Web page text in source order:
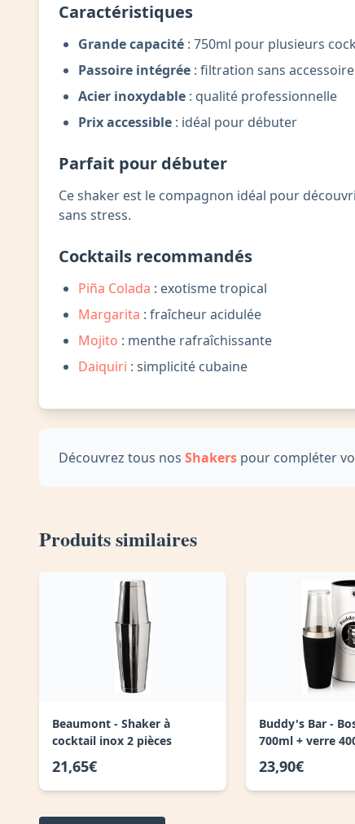
Caractéristiques
Grande capacité : 750ml pour plusieurs
Passoire intégrée : filtration sans accessoire
Acier inoxydable : qualité professionnelle
Prix accessible : idéal pour débuter
Parfait pour débuter
Ce shaker est le compagnon idéal pour
sans stress.
Cocktails recommandés
Piña Colada : exotisme tropical
Margarita : fraîcheur acidulée
Mojito : menthe rafraîchissante
Daiquiri : simplicité cubaine
Découvrez tous nos Shakers pour compléter
Produits similaires
Beaumont - Shaker à
cocktail inox 2 pièces
21,65€
Buddy's Bar -
700ml + verre
23,90€